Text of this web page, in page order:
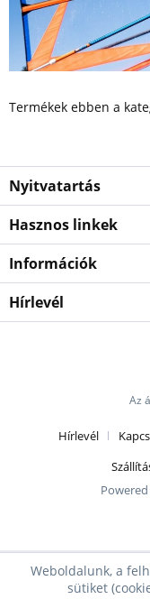
Termékek ebben a
Nyitvatartás
Hasznos linkek
Információk
Hírlevél
Az
Hírlevél
Weboldalunk, a
sütiket